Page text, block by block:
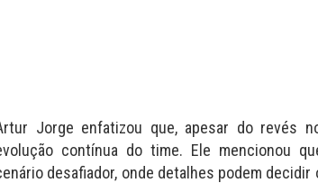
Jorge enfatizou que, apesar do revés
contínua do time. Ele mencionou
desafiador, onde detalhes podem